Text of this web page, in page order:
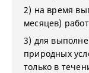
2) на время
месяцев)
3) для
природных
только в